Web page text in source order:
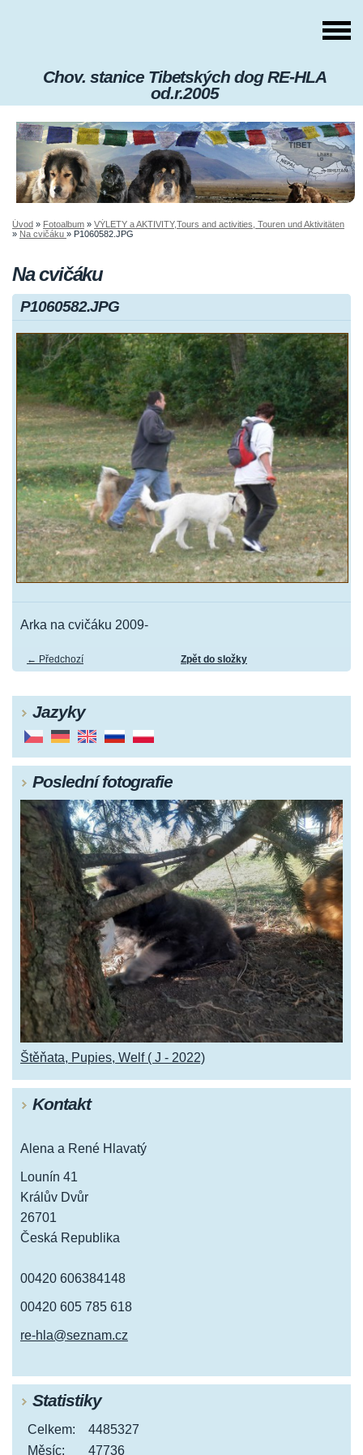
Chov. stanice Tibetských dog RE-HLA
od.r.2005
Úvod » Fotoalbum » VÝLETY a AKTIVITY,Tours and activities, Touren und Aktivitäten
» Na cvičáku » P1060582.JPG
Na cvičáku
P1060582.JPG
Arka na cvičáku 2009-
← Předchozí Zpět do složky
Jazyky
Poslední fotografie
Štěňata, Pupies, Welf ( J - 2022)
Kontakt
Alena a René Hlavatý
Lounín 41
Králův Dvůr
26701
Česká Republika
00420 606384148
00420 605 785 618
re-hla@seznam.cz
Statistiky
Celkem:
4485327
Měsíc:
47736